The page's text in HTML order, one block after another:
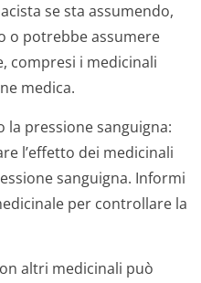
se sta assumendo,
o potrebbe assumere
compresi i medicinali
medica.
la pressione sanguigna:
l’effetto dei medicinali
sanguigna. Informi
per controllare la
altri medicinali può